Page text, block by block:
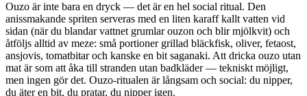
Ouzo är inte bara en dryck — det är en hel social ritual. Den
anissmakande spriten serveras med en liten karaff kallt vatten vid
sidan (när du blandar vattnet grumlar ouzon och blir mjölkvit) och
åtföljs alltid av meze: små portioner grillad bläckfisk, oliver, fetaost,
ansjovis, tomatbitar och kanske en bit saganaki. Att dricka ouzo utan
mat är som att åka till stranden utan badkläder — tekniskt möjligt,
men ingen gör det. Ouzo-ritualen är långsam och social: du nipper,
du äter en bit, du pratar, du nipper igen.